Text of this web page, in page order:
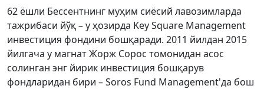
62 ёшли Бессентнинг муҳим сиёсий лавозимларда
тажрибаси йўқ – у ҳозирда Key Square Management
инвестиция фондини бошқаради. 2011 йилдан 2015
йилгача у магнат Жорж Сорос томонидан асос
солинган энг йирик инвестиция бошқарув
фондларидан бири – Soros Fund Management'да бош